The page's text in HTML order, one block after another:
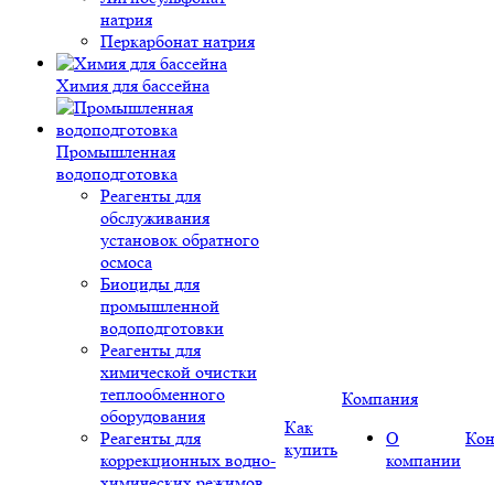
натрия
Перкарбонат натрия
Химия для бассейна
Промышленная
водоподготовка
Реагенты для
обслуживания
установок обратного
осмоса
Биоциды для
промышленной
водоподготовки
Реагенты для
химической очистки
теплообменного
оборудования
Реагенты для
коррекционных водно-
Как
купить
Компания
О
компании